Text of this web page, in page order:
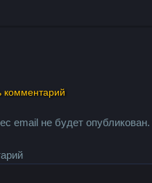
комментарий
email не будет опубликован.